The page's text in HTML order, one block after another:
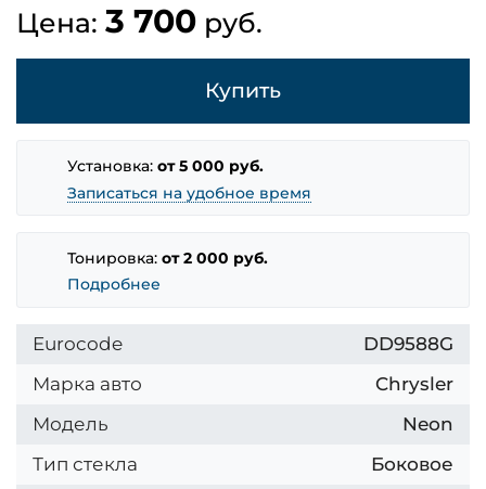
Цена: 3 700 руб.
Купить
Установка:от 5 000 руб.
Записаться на удобное время
Тонировка:от 2 000 руб.
Подробнее
Eurocode
DD9588G
Марка авто
Chrysler
Модель
Neon
Тип стекла
Боковое